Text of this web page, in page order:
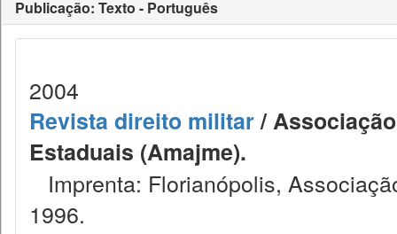
Publicação: Texto - Português
2004
Revista direito militar/
Estaduais (Amajme).
Imprenta: Florianópolis,
1996.